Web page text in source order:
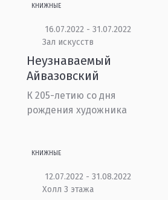
КНИЖНЫЕ
16.07.2022 - 31.07.2022
Зал искусств
Неузнаваемый
Айвазовский
К 205-летию со дня
рождения художника
КНИЖНЫЕ
12.07.2022 - 31.08.2022
Холл 3 этажа